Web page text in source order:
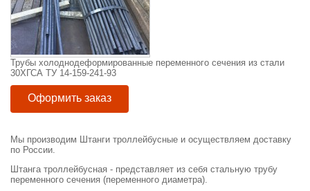
Трубы холоднодеформированные переменного сечения из стали
30ХГСА ТУ 14-159-241-93
Оформить заказ
Мы производим Штанги троллейбусные и осуществляем доставку
по России.
Штанга троллейбусная - представляет из себя стальную трубу
переменного сечения (переменного диаметра).